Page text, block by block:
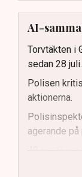
AI-
Torvtäkten i
sedan 28 juli.
Polisen
aktionerna.
agerande på
40 personer